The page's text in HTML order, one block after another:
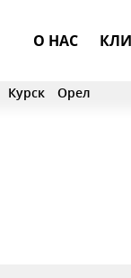
О НАС
Курск Орел